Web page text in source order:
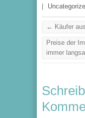
← Käufer
Preise der
immer